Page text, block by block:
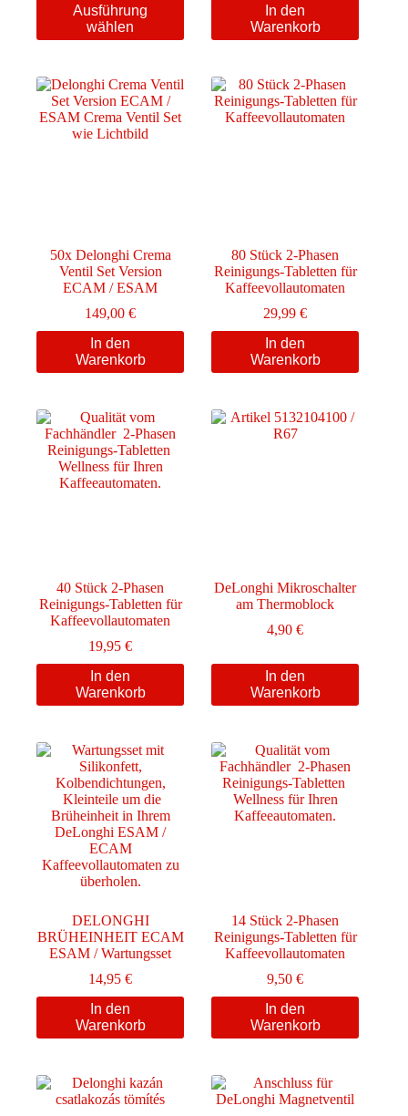
Ausführung
wählen
Dieses
Produkt
weist
auf.
Die
Optionen
können
In den
Warenkorb
50x Delonghi Crema
Ventil Set Version
ECAM / ESAM
149,00€
In den
Warenkorb
80 Stück 2-Phasen
Reinigungs-Tabletten für
Kaffeevollautomaten
29,99€
In den
Warenkorb
40 Stück 2-Phasen
Reinigungs-Tabletten für
Kaffeevollautomaten
19,95€
In den
Warenkorb
DeLonghi Mikroschalter
am Thermoblock
4,90€
In den
Warenkorb
DELONGHI
BRÜHEINHEIT ECAM
ESAM / Wartungsset
14,95€
In den
Warenkorb
14 Stück 2-Phasen
Reinigungs-Tabletten für
Kaffeevollautomaten
9,50€
In den
Warenkorb